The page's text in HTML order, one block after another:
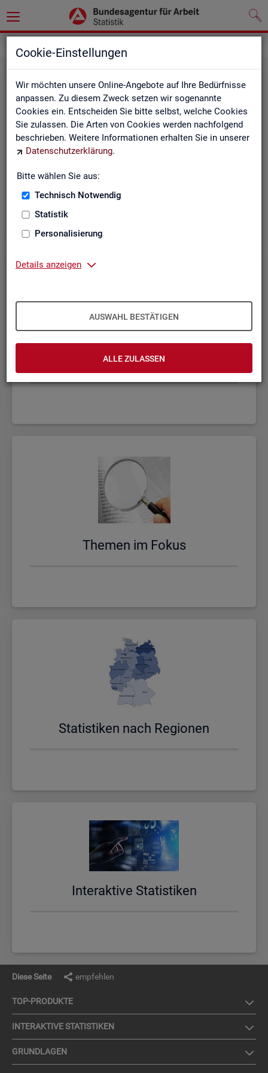
Cookie-Einstellungen
Wir möchten unsere Online-Angebote auf Ihre Bedürfnisse
anpassen. Zu diesem Zweck setzen wir sogenannte
Cookies ein. Entscheiden Sie bitte selbst, welche Cookies
Sie zulassen. Die Arten von Cookies werden nachfolgend
beschrieben. Weitere Informationen erhalten Sie in unserer
Datenschutzerklärung.
Bitte wählen Sie aus:
Technisch Notwendig
Statistik
Personalisierung
Details anzeigen
AUSWAHL BESTÄTIGEN
ALLE ZULASSEN
Rund­schau Ar­beits­markt
Fach­sta­tis­ti­ken
The­men im Fokus
Sta­tis­ti­ken nach Re­gio­nen
In­ter­ak­ti­ve Sta­tis­ti­ken
Diese Seite empfehlen
TOP-PRO­DUK­TE
IN­TER­AK­TI­VE STA­TIS­TI­KEN
GRUND­LA­GEN